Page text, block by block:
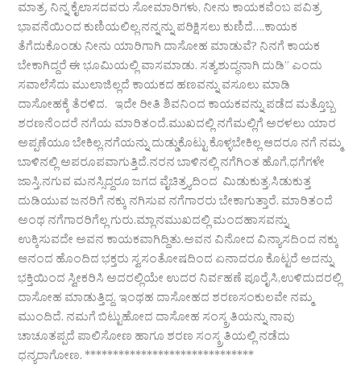
ಮಾತ್ರ, ನಿನ್ನ ಕೈಲಾಸದವರು ಸೋಮಾರಿಗಳು, ನೀನು ಕಾಯಕವೆಂಬ ಪವಿತ್ರ
ಭಾವನೆಯಿಂದ ಕುಣಿಯಲಿಲ್ಲ.ನನ್ನನ್ನು ಪರಿಕ್ಷಿಸಲು ಕುಣಿದೆ….ಕಾಯಕ
ತೆಗೆದುಕೊಂಡು ನೀನು ಯಾರಿಗಾಗಿ ದಾಸೋಹ ಮಾಡುವೆ? ನಿನಗೆ ಕಾಯಕ
ಬೇಕಾಗಿದ್ದರೆ ಈ ಭೂಮಿಯಲ್ಲಿ ವಾಸಮಾಡು. ಸತ್ಯಶುದ್ಧನಾಗಿ ದುಡಿ” ಎಂದು
ಸವಾಲೆಸೆದು ಮುಲಾಜಿಲ್ಲದೆ ಕಾಯಕದ ಹಣವನ್ನು ವಸೂಲು ಮಾಡಿ
ದಾಸೋಹಕ್ಕೆ ತೆರಳಿದ. ಇದೇ ರೀತಿ ಶಿವನಿಂದ ಕಾಯಕವನ್ನು ಪಡೆದ ಮತ್ತೊಬ್ಬ
ಶರಣನೆಂದರೆ ನಗೆಯ ಮಾರಿತಂದೆ.ಮುಖದಲ್ಲಿ ನಗೆಮಲ್ಲಿಗೆ ಅರಳಲು ಯಾರ
ಅಪ್ಪಣೆಯೂ ಬೇಕಿಲ್ಲ.ನಗೆಯನ್ನು ದುಡ್ಡುಕೊಟ್ಟು ಕೊಳ್ಳಬೇಕಿಲ್ಲ ಆದರೂ ನಗೆ ನಮ್ಮ
ಬಾಳಿನಲ್ಲಿ ಅಪರೂಪವಾಗುತ್ತಿದೆ.ನರನ ಬಾಳಿನಲ್ಲಿ ನಗೆಗಿಂತ ಹೊಗೆ,ಧಗೆಗಳೇ
ಜಾಸ್ತಿ.ನಗುವ ಮನಸ್ಸಿದ್ದರೂ ಜಗದ ವೈಚಿತ್ರ್ಯದಿಂದ ಮಿಡುಕುತ್ತ,ಸಿಡುಕುತ್ತ
ದುಡಿಯುವ ಜನರಿಗೆ ನಕ್ಕು ನಗಿಸುವ ನಗೆಗಾರರು ಬೇಕಾಗುತ್ತಾರೆ. ಮಾರಿತಂದೆ
ಅಂಥ ನಗೆಗಾರರಿಗೆಲ್ಲ ಗುರು.ಮ್ಲಾನಮುಖದಲ್ಲಿ ಮಂದಹಾಸವನ್ನು
ಉಕ್ಕಿಸುವದೇ ಅವನ ಕಾಯಕವಾಗಿದ್ದಿತು.ಅವನ ವಿನೋದ ವಿನ್ಯಾಸದಿಂದ ನಕ್ಕು
ಆನಂದ ಹೊಂದಿದ ಭಕ್ತರು ಸ್ವಸಂತೋಷದಿಂದ ಏನಾದರೂ ಕೊಟ್ಟರೆ ಅದನ್ನು
ಭಕ್ತಿಯಿಂದ ಸ್ವೀಕರಿಸಿ ಅದರಲ್ಲಿಯೇ ಉದರ ನಿರ್ವಹಣೆ ಪೂರೈಸಿ,ಉಳಿದುದರಲ್ಲಿ
ದಾಸೋಹ ಮಾಡುತ್ತಿದ್ದ. ಇಂಥಹ ದಾಸೋಹದ ಶರಣಸಂಕುಲವೇ ನಮ್ಮ
ಮುಂದಿದೆ. ನಮಗೆ ಬಿಟ್ಟುಹೋದ ದಾಸೋಹ ಸಂಸ್ಕ್ರತಿಯನ್ನು ನಾವು
ಚಾಚೂತಪ್ಪದೆ ಪಾಲಿಸೋಣ ಹಾಗೂ ಶರಣ ಸಂಸ್ಕ್ರತಿಯಲ್ಲಿ ನಡೆದು
ಧನ್ಯರಾಗೋಣ. ******************************